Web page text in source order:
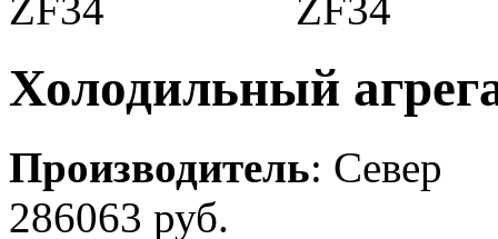
Холодильный
Производитель: Север
286063 руб.